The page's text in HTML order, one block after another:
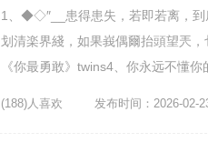
1、◆◇″__患得患失，若即若离，
划清楽界綫，如果峩偶爾抬頭望兲
《你最勇敢》twins4、你永远不懂
(188)人喜欢 发布时间：2026-02-